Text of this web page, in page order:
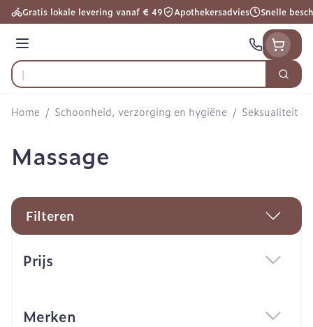
Ga naar de inhoud
Gratis lokale levering vanaf € 49 Apothekersadvies Snelle
Menu
Product, merk, categorie...
Zoek
Home / Schoonheid, verzorging en hygiëne / Seksualiteit
Massage
Filteren
Prijs
Merken